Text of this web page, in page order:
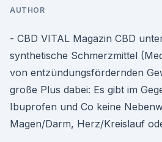
AUTHOR
- CBD VITAL Magazin CBD
synthetische Schmerzmittel
von entzündungsfördernden
große Plus dabei: Es gibt im
Ibuprofen und Co keine
Magen/Darm, Herz/Kreislauf